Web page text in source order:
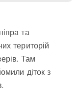
та
територій
Там
діток з